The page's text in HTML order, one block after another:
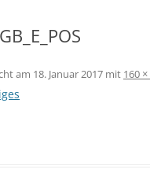
am 18. Januar 2017 mit 160